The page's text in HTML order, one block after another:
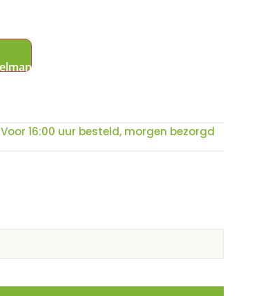
Voor 16:00 uur besteld, morgen bezorgd